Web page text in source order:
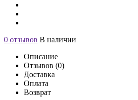
0 отзывов В наличии
Описание
Отзывов (0)
Доставка
Оплата
Возврат